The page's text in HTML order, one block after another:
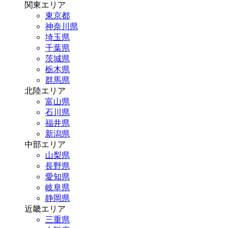
関東エリア
東京都
神奈川県
埼玉県
千葉県
茨城県
栃木県
群馬県
北陸エリア
富山県
石川県
福井県
新潟県
中部エリア
山梨県
長野県
愛知県
岐阜県
静岡県
近畿エリア
三重県